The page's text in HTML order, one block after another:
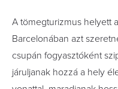
A tömegturizmus helyett
Barcelonában azt
csupán fogyasztóként
járuljanak hozzá a hely